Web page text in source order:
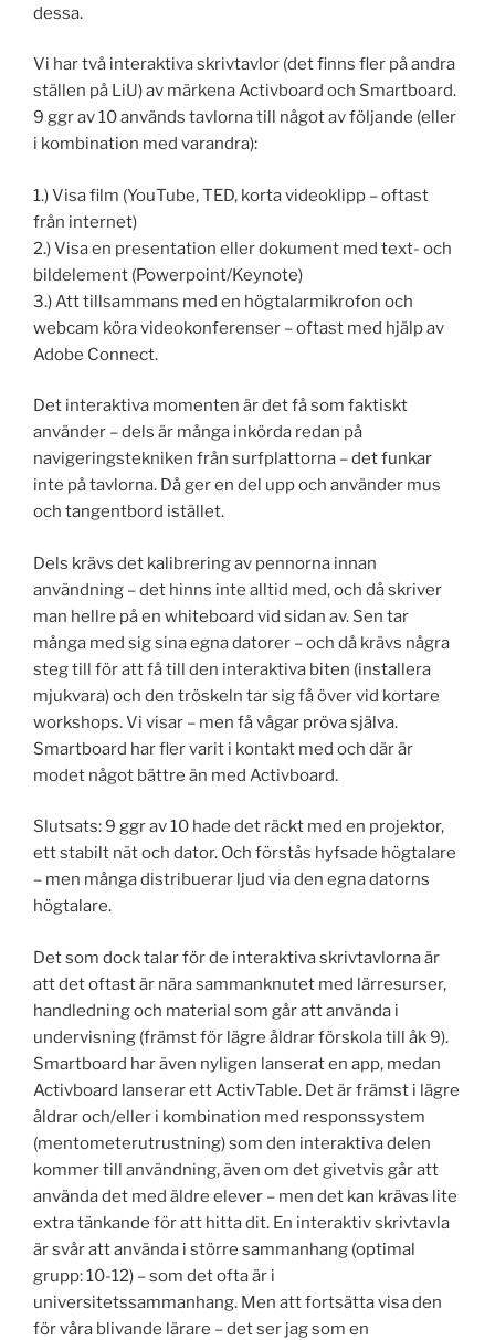
dessa.
Vi har två interaktiva skrivtavlor (det finns fler på andra
ställen på LiU) av märkena Activboard och Smartboard.
9 ggr av 10 används tavlorna till något av följande (eller
i kombination med varandra):
1.) Visa film (YouTube, TED, korta videoklipp – oftast
från internet)
2.) Visa en presentation eller dokument med text- och
bildelement (Powerpoint/Keynote)
3.) Att tillsammans med en högtalarmikrofon och
webcam köra videokonferenser – oftast med hjälp av
Adobe Connect.
Det interaktiva momenten är det få som faktiskt
använder – dels är många inkörda redan på
navigeringstekniken från surfplattorna – det funkar
inte på tavlorna. Då ger en del upp och använder mus
och tangentbord istället.
Dels krävs det kalibrering av pennorna innan
användning – det hinns inte alltid med, och då skriver
man hellre på en whiteboard vid sidan av. Sen tar
många med sig sina egna datorer – och då krävs några
steg till för att få till den interaktiva biten (installera
mjukvara) och den tröskeln tar sig få över vid kortare
workshops. Vi visar – men få vågar pröva själva.
Smartboard har fler varit i kontakt med och där är
modet något bättre än med Activboard.
Slutsats: 9 ggr av 10 hade det räckt med en projektor,
ett stabilt nät och dator. Och förstås hyfsade högtalare
– men många distribuerar ljud via den egna datorns
högtalare.
Det som dock talar för de interaktiva skrivtavlorna är
att det oftast är nära sammanknutet med lärresurser,
handledning och material som går att använda i
undervisning (främst för lägre åldrar förskola till åk 9).
Smartboard har även nyligen lanserat en app, medan
Activboard lanserar ett ActivTable. Det är främst i lägre
åldrar och/eller i kombination med responssystem
(mentometerutrustning) som den interaktiva delen
kommer till användning, även om det givetvis går att
använda det med äldre elever – men det kan krävas lite
extra tänkande för att hitta dit. En interaktiv skrivtavla
är svår att använda i större sammanhang (optimal
grupp: 10-12) – som det ofta är i
universitetssammanhang. Men att fortsätta visa den
för våra blivande lärare – det ser jag som en